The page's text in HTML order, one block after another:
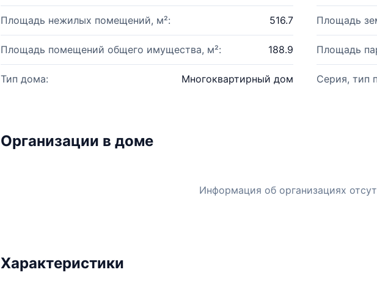
Площадь нежилых помещений, м²: 516.7 Площадь
Площадь помещений общего имущества, м²: 188.9 Площадь
Тип дома: Многоквартирный дом Серия, тип
Организации в доме
Информация об организациях
Характеристики